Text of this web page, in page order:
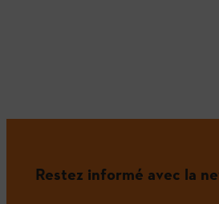
Restez informé avec la